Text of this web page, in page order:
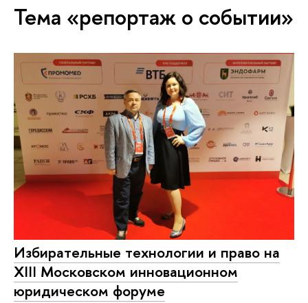
Тема «репортаж о событии»
Избирательные технологии и право на
XIII Московском инновационном
юридическом форуме